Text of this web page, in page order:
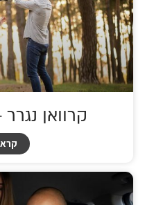
קרוואן נגרר